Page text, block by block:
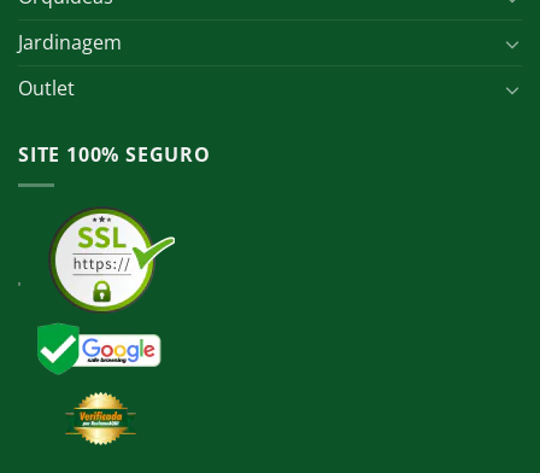
Jardinagem
Outlet
SITE 100% SEGURO